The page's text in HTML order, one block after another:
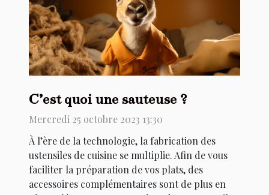
C’est quoi une sauteuse ?
Mercredi 25 octobre 2023 13:30
À l’ère de la technologie, la fabrication des
ustensiles de cuisine se multiplie. Afin de vous
faciliter la préparation de vos plats, des
accessoires complémentaires sont de plus en